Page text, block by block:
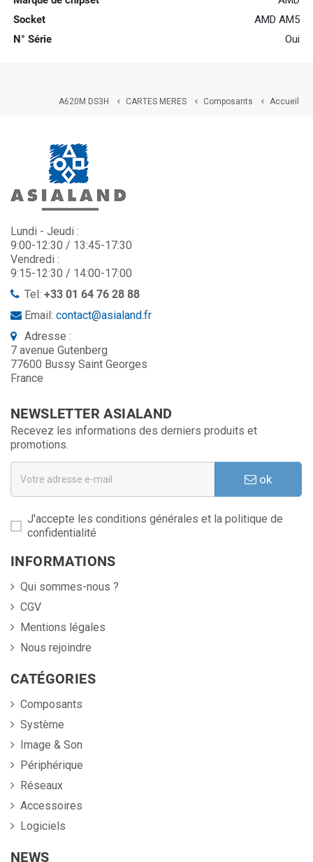
Socket
AMD AM5
N° Série
Oui
Accueil

Composants

CARTES MERES

A620M DS3H
Lundi - Jeudi :
9:00-12:30 / 13:45-17:30
Vendredi :
9:15-12:30 / 14:00-17:00
Tel: +33 01 64 76 28 88
Email: contact@asialand.fr
Adresse :
7 avenue Gutenberg
77600 Bussy Saint Georges
France
NEWSLETTER ASIALAND
Recevez les informations des derniers produits et
promotions.
ok
J'accepte les conditions générales et la politique de
confidentialité
INFORMATIONS
Qui sommes-nous ?
CGV
Mentions légales
Nous rejoindre
CATÉGORIES
Composants
Système
Image & Son
Périphérique
Réseaux
Accessoires
Logiciels
NEWS